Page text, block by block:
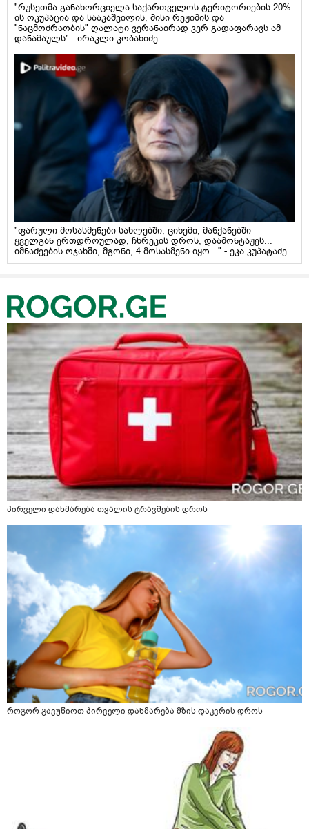
"რუსეთმა განახორციელა საქართველოს ტერიტორიების 20%-
ის ოკუპაცია და სააკაშვილის, მისი რეჟიმის და
"ნაცმოძრაობის" ღალატი ვერანაირად ვერ გადაფარავს ამ
დანაშაულს" - ირაკლი კობახიძე
"ფარული მოსასმენები სახლებში, ციხეში, მანქანებში -
ყველგან ერთდროულად, ჩხრეკის დროს, დაამონტაჟეს...
იმნაძეების ოჯახში, მგონი, 4 მოსასმენი იყო..." - ეკა კუპატაძე
პირველი დახმარება თვალის ტრავმების დროს
როგორ გავუწიოთ პირველი დახმარება მზის დაკვრის დროს